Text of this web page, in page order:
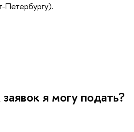
Петербургу).
я могу подать?